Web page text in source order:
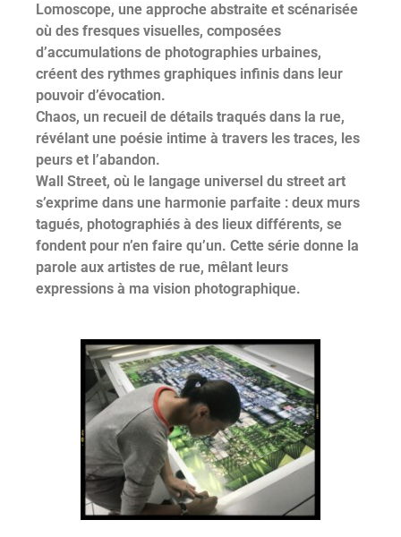
Lomoscope, une approche abstraite et scénarisée
où des fresques visuelles, composées
d’accumulations de photographies urbaines,
créent des rythmes graphiques infinis dans leur
pouvoir d’évocation.
Chaos, un recueil de détails traqués dans la rue,
révélant une poésie intime à travers les traces, les
peurs et l’abandon.
Wall Street, où le langage universel du street art
s’exprime dans une harmonie parfaite : deux murs
tagués, photographiés à des lieux différents, se
fondent pour n’en faire qu’un. Cette série donne la
parole aux artistes de rue, mêlant leurs
expressions à ma vision photographique.